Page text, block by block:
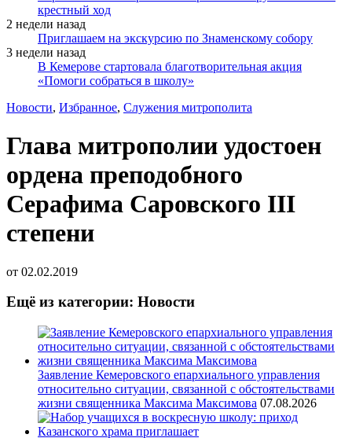
крестный ход
2 недели назад
Приглашаем на экскурсию по Знаменскому собору
3 недели назад
В Кемерове стартовала благотворительная акция
«Помоги собраться в школу»
Новости, Избранное, Служения митрополита
Глава митрополии удостоен
ордена преподобного
Серафима Саровского III
степени
от 02.02.2019
Ещё из категории: Новости
Заявление Кемеровского епархиального управления
относительно ситуации, связанной с обстоятельствами
жизни священника Максима Максимова 07.08.2026